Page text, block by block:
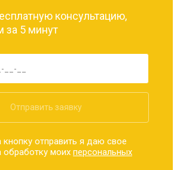
консультацию,
за 5 минут
Отправить заявку
отправить я даю свое
обработку моихперсональных